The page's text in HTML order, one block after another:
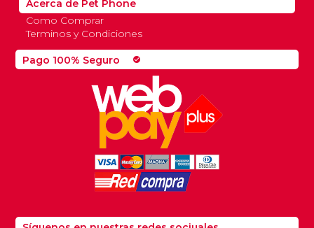
Pago 100% Seguro check_circle
Acerca de Pet Phone
Como Comprar
Terminos y Condiciones